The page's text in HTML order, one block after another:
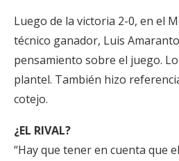
Luego de la victoria 2-0, en el
técnico ganador, Luis
pensamiento sobre el juego.
plantel. También hizo
cotejo.
¿EL RIVAL?
“Hay que tener en cuenta que